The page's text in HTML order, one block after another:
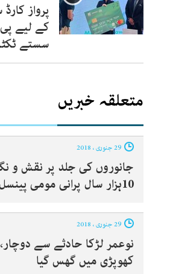
پرواز
کے لیے
سستے
متعلقہ خبریں
جانوروں کی جلد پر نقش و
10ہزار سال پرانی مومی پینسل دریافت
کھوپڑی میں گھس گیا